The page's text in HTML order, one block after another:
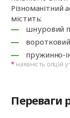
містить:
шнуровий
пружинно-
наявність
Переваги